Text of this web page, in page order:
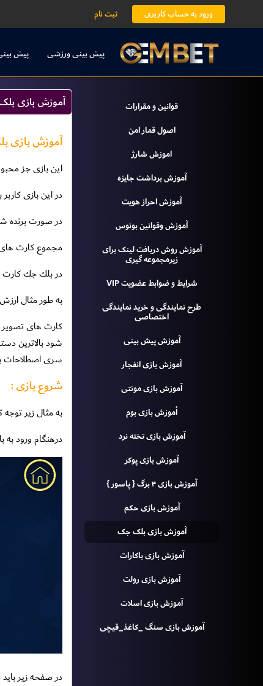
ورود به حساب کاربری ثبت نام
پیش بینی ورزشی پیش
قوانين و مقرارات
اصول قمار امن
اموزش شارژ
آموزش برداشت جایزه
آموزش احراز هویت
آموزش وقوانين بونوس
آموزش روش دریافت لينک براى
زيرمجموعه گيرى
شرایط و ضوابط عضویت VIP
طرح نمايندگى و خريد نمايندگى
اختصاصى
آموزش پيش بينی
آموزش بازی انفجار
آموزش بازی مونتی
أموزش بازی بوم
آموزش بازی تخته نرد
آموزش بازی پوکر
آموزش بازی ۴ برگ { پاسور }
آموزش بازی حکم
آموزش بازی بلک جک
آموزش بازی باکارات
آموزش بازی رولت
آموزش بازی اسلات
آموزش بازی سنگ _کاغذ_قیچی
آموزش بازی
آموزش بازی
اين بازى جز محبوب ترين
در اين بازى
در صورت برنده
مجموع كارت هاى هركس به عدد ٢١
در بلك جك كارت هاى ٢ تا ١٠ بر مبناى اعداد مندرج بر روى
به طور مثال ارزش ورق ٦ همان ٦
كارت هاى تصوير
شود بالاترين
سرى اصطلاحات
شروع بازی :
به مثال زیر توجه
درهنگام ورود به
در صفحه زیر